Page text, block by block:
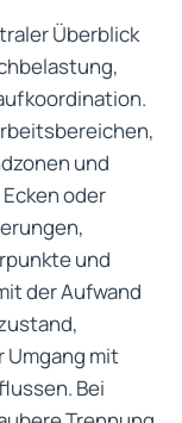
Überblick
und
oder
und
der Aufwand
Umgang mit
Bei